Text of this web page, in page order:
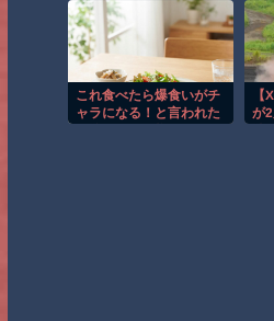
これ食べたら爆食いがチ
ャラになる！と言われた
が